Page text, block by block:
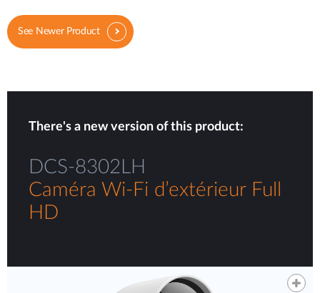
See Newer Product
There's a new version of this product:
DCS-8302LH
Caméra Wi-Fi d’extérieur Full
HD